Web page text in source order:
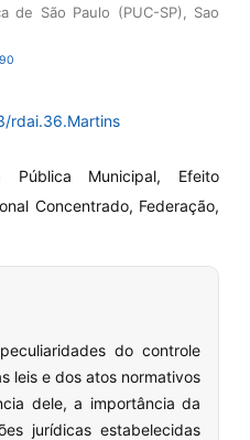
de São Paulo (PUC-SP), Sao
rdai.36.Martins
Pública Municipal, Efeito
Concentrado, Federação,
do controle
leis e dos atos normativos
dele, a importância da
jurídicas estabelecidas